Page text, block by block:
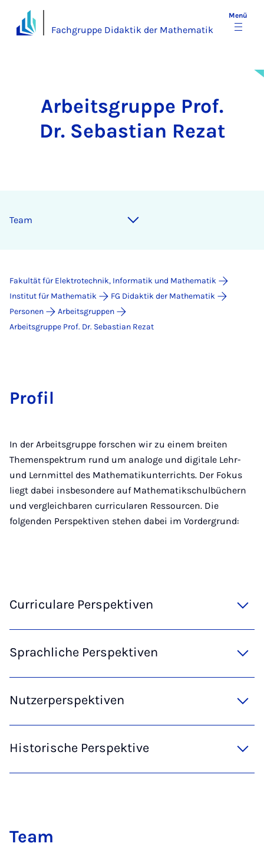
Fachgruppe Didaktik der Mathematik
Menü
Arbeitsgruppe Prof.
Dr. Sebastian Rezat
Team
Fakultät für Elektrotechnik, Informatik und Mathematik
Institut für Mathematik
FG Didaktik der Mathematik
Personen
Arbeitsgruppen
Arbeitsgruppe Prof. Dr. Sebastian Rezat
Profil
In der Arbeitsgruppe forschen wir zu einem breiten
Themenspektrum rund um analoge und digitale Lehr-
und Lernmittel des Mathematikunterrichts. Der Fokus
liegt dabei insbesondere auf Mathematikschulbüchern
und vergleichbaren curricularen Ressourcen. Die
folgenden Perspektiven stehen dabei im Vordergrund:
Curriculare Perspektiven
Sprachliche Perspektiven
Nutzerperspektiven
Historische Perspektive
Team